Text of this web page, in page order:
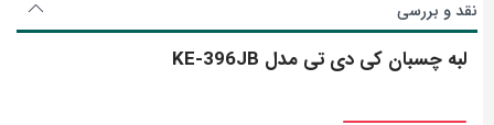
نقد و بررسی
لبه چسبان کی دی تی مدل KE-396JB